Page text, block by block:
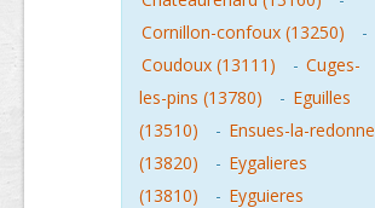
Cornillon-confoux (13250)
-
Coudoux (13111)
- Cuges-
les-pins (13780)
- Eguilles
(13510)
- Ensues-la-redonne
(13820)
- Eygalieres
(13810)
- Eyguieres